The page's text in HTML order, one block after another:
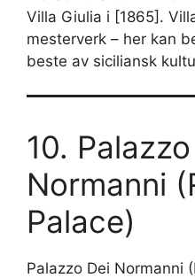
Villa Giulia i [1865].
mesterverk – her kan
beste av siciliansk
10.
Normanni
Palace)
Palazzo Dei Normanni